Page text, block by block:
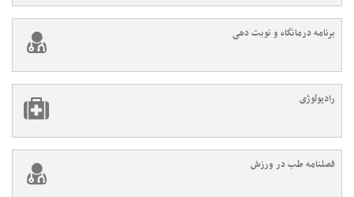
برنامه درمانگاه و نوبت دهی
رادیولوژی
فصلنامه طب در ورزش